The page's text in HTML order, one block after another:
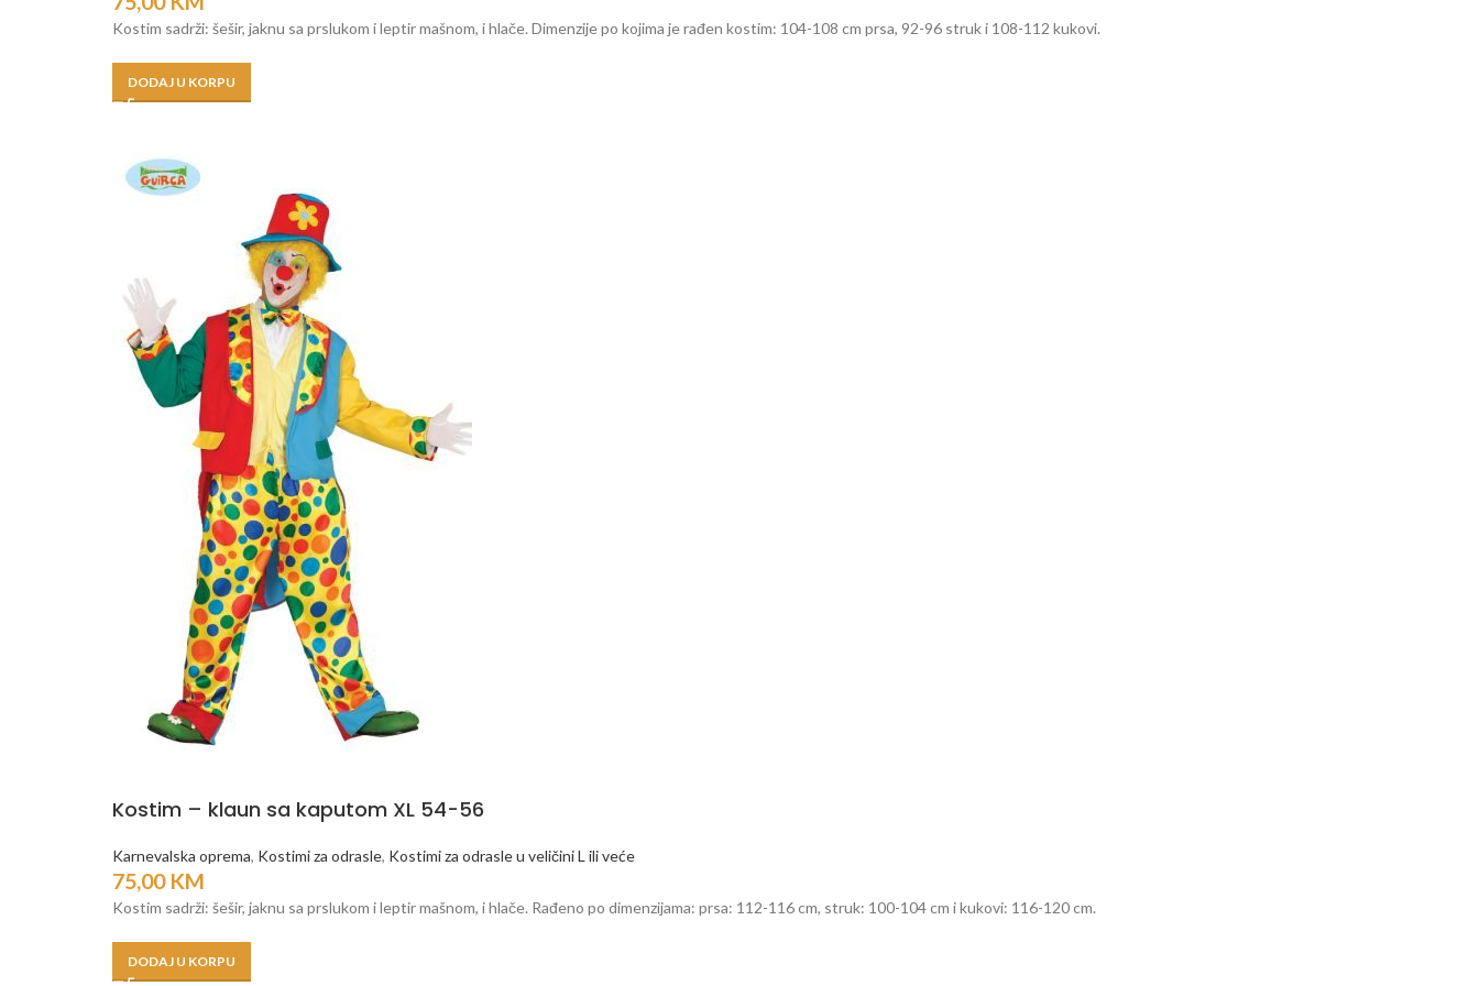
Kostim sadrži: šešir, jaknu sa prslukom i leptir mašnom, i hlače. Dimenzije po kojima je rađen kostim: 104-108 cm prsa, 92-96 struk i 108-112 kukovi.
DODAJ U KORPU
Kostim – klaun sa kaputom XL 54-56
Karnevalska oprema, Kostimi za odrasle, Kostimi za odrasle u veličini L ili veće
75,00 KM
Kostim sadrži: šešir, jaknu sa prslukom i leptir mašnom, i hlače. Rađeno po dimenzijama: prsa: 112-116 cm, struk: 100-104 cm i kukovi: 116-120 cm.
DODAJ U KORPU